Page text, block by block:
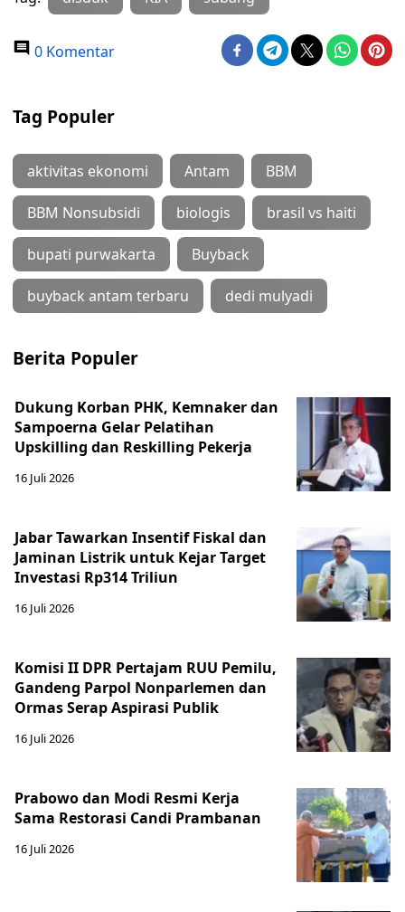
0 Komentar
Tag Populer
aktivitas ekonomi Antam BBM
BBM Nonsubsidi biologis brasil vs haiti
bupati purwakarta Buyback
buyback antam terbaru dedi mulyadi
Berita Populer
Dukung Korban PHK, Kemnaker dan
Sampoerna Gelar Pelatihan
Upskilling dan Reskilling Pekerja
16 Juli 2026
Jabar Tawarkan Insentif Fiskal dan
Jaminan Listrik untuk Kejar Target
Investasi Rp314 Triliun
16 Juli 2026
Komisi II DPR Pertajam RUU Pemilu,
Gandeng Parpol Nonparlemen dan
Ormas Serap Aspirasi Publik
16 Juli 2026
Prabowo dan Modi Resmi Kerja
Sama Restorasi Candi Prambanan
16 Juli 2026